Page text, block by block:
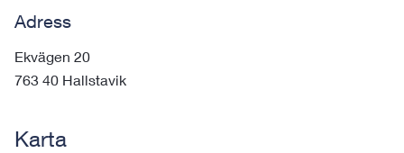
Adress
Ekvägen 20
763 40 Hallstavik
Karta